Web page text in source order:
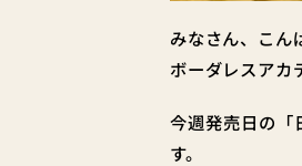
みなさん、こん
ボーダレスアカ
今週発売日の「
す。